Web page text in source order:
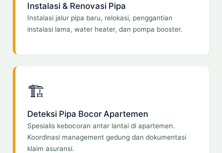
Instalasi & Renovasi Pipa
Instalasi jalur pipa baru, relokasi, penggantian
instalasi lama, water heater, dan pompa booster.
🏗️
Deteksi Pipa Bocor Apartemen
Spesialis kebocoran antar lantai di apartemen.
Koordinasi management gedung dan dokumentasi
klaim asuransi.